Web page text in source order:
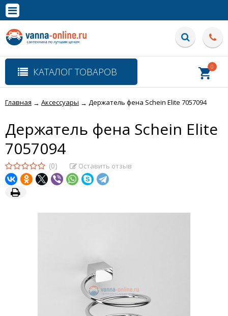
Полная версия сайта
КАТАЛОГ ТОВАРОВ 0
Главная → Аксессуары → Держатель фена Schein Elite 7057094
Держатель фена Schein Elite
7057094
(0) Оставить отзыв